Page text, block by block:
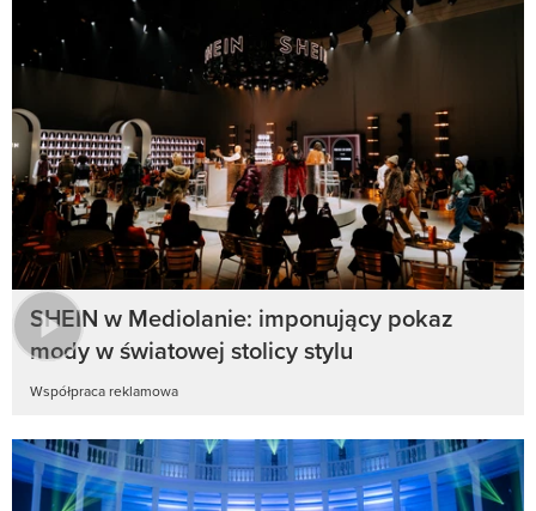
SHEIN w Mediolanie: imponujący pokaz
mody w światowej stolicy stylu
Współpraca reklamowa